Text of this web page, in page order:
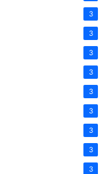
3
3
3
3
3
3
3
3
3